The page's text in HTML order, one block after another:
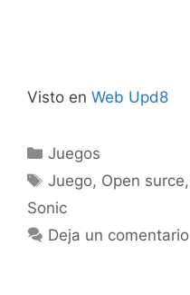
Visto en Web Upd8
Categorías
Juegos
Etiquetas
Juego, Open surce,
Sonic
Deja un comentario